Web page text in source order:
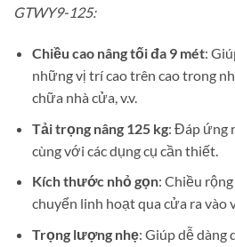
GTWY9-125:
Chiều cao nâng tối đa 9 mét:
những vị trí cao trên cao trong
chữa nhà cửa, v.v.
Tải trọng nâng 125 kg: Đáp ứng
cùng với các dụng cụ cần thiết.
Kích thước nhỏ gọn: Chiều
chuyển linh hoạt qua cửa ra vào
Trọng lượng nhẹ: Giúp dễ dàng